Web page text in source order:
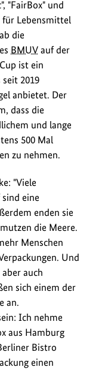
"FairBox" und
für Lebensmittel
die
BMUV auf der
ist ein
2019
anbietet. Der
dass die
und lange
500 Mal
zu nehmen.
"Viele
eine
enden sie
die Meere.
Menschen
Und
auch
sich einem der
an.
Ich nehme
aus Hamburg
Bistro
einen